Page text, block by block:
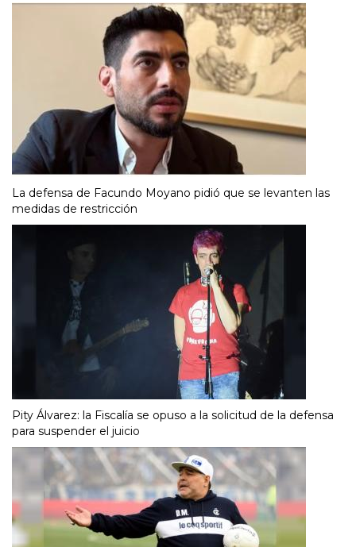
La defensa de Facundo Moyano pidió que se levanten las
medidas de restricción
Pity Álvarez: la Fiscalía se opuso a la solicitud de la defensa
para suspender el juicio